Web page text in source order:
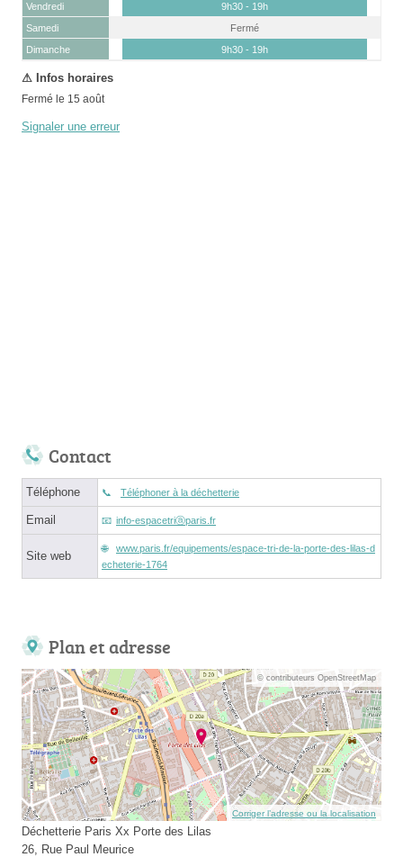
Vendredi
9h30 - 19h
Samedi
(15 août)
Fermé
Dimanche
9h30 - 19h
Fermé le 15 août
Signaler une erreur
Contact
Téléphone Téléphoner à la déchetterie
Email info-espacetriⓐparis.fr
Site web
www.paris.fr/equipements/espace-tri-de-la-porte-des-lilas-d
echeterie-1764
Plan et adresse
© contributeurs OpenStreetMap
Corriger l’adresse ou la localisation
Déchetterie Paris Xx Porte des Lilas
26, Rue Paul Meurice